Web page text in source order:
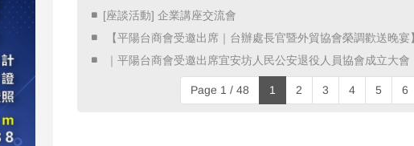
[座談活動] 企業講座交流會
【平陽台商會受邀出席｜台辦處長官暨外貿協會榮調歡送晚宴
｜平陽台商會受邀出席宜安坊人民公安退役人員協會成立大
Page 1 / 48 1 2 3 4 5 6